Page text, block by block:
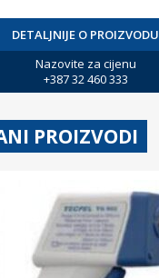
DETALJNIJE O PROIZVODU
Nazovite za cijenu
+387 32 460 333
PROIZVODI